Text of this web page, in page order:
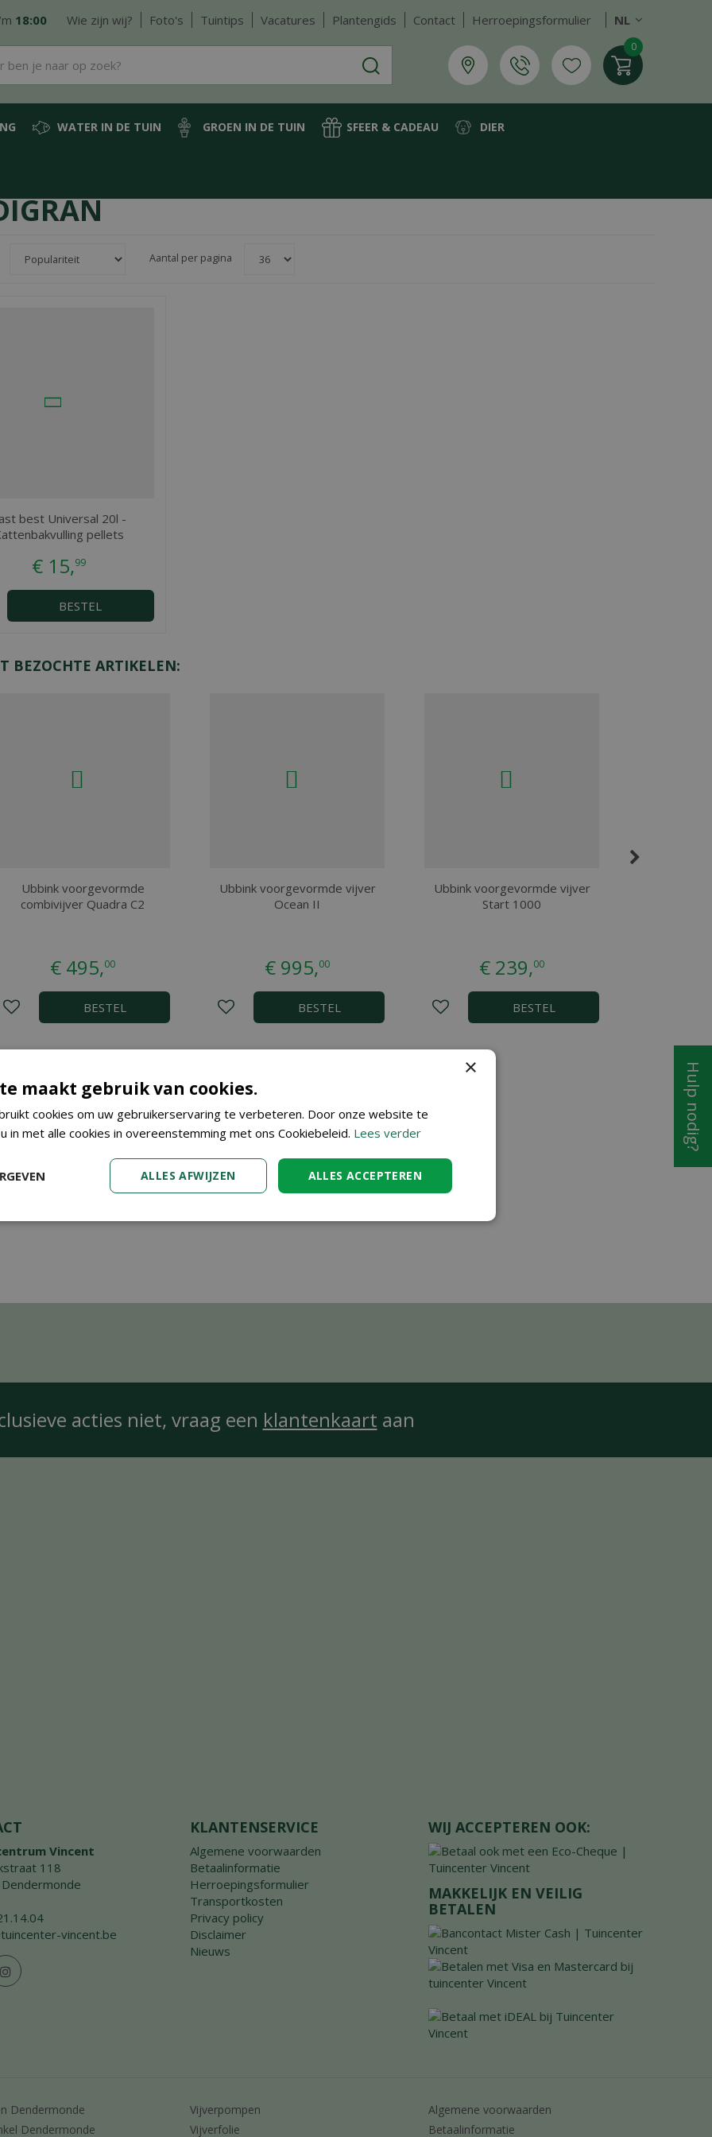
18:00 Wie zijn wij? Foto's Tuintips Vacatures Plantengids Contact Herroepingsformulier NL
WATER IN DE TUIN GROEN IN DE TUIN SFEER & CADEAU DIER
Aantal per pagina
best Universal 20l -
pellets
€ 15,99
BESTEL
BEZOCHTE ARTIKELEN:
Ubbink voorgevormde
combivijver Quadra C2
€ 495,00
BESTEL
Ubbink voorgevormde vijver
Ocean II
€ 995,00
BESTEL
Ubbink voorgevormde vijver
Start 1000
€ 239,00
BESTEL
acties niet, vraag een klantenkaart aan
Vincent
118
vincent.be
KLANTENSERVICE
Algemene voorwaarden
Betaalinformatie
Herroepingsformulier
Transportkosten
Privacy policy
Disclaimer
Nieuws
WIJ ACCEPTEREN OOK:
MAKKELIJK EN VEILIG
BETALEN
Dendermonde
Dendermonde
Vijverpompen
Vijverfolie
Algemene voorwaarden
Betaalinformatie
Hulp nodig?
×
maakt gebruik van cookies.
cookies om uw gebruikerservaring te verbeteren. Door onze website te
in met alle cookies in overeenstemming met ons Cookiebeleid. Lees verder
ALLES ACCEPTEREN
ALLES AFWIJZEN